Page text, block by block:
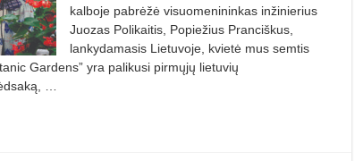
kalboje pabrėžė visuomenininkas inžinierius
Juozas Polikaitis, Popiežius Pranciškus,
lankydamasis Lietuvoje, kvietė mus semtis
Gardens” yra palikusi pirmųjų lietuvių
…